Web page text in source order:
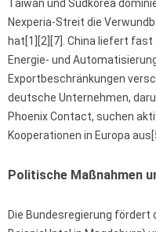
Taiwan und Südkorea
Nexperia-Streit die
hat[1][2][7]. China liefert
Energie- und
Exportbeschränkungen
deutsche Unternehmen,
Phoenix Contact, suchen
Kooperationen in Europa
Politische Maßnahmen
Die Bundesregierung fördert